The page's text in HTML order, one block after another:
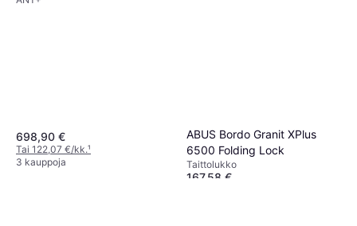
698,90 €
Tai 122,07 €/kk.¹
3 kauppoja
ABUS Bordo Granit XPlus
6500 Folding Lock
Taittolukko
167,58 €